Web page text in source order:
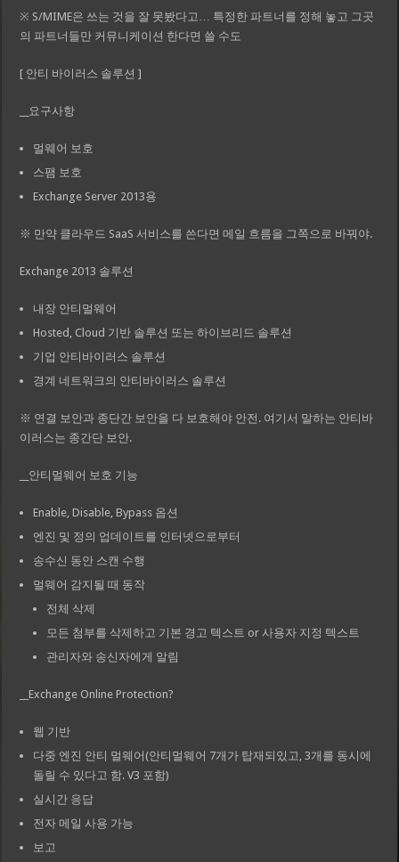
※ S/MIME은 쓰는 것을 잘 못봤다고… 특정한 파트너를 정해 놓고 그곳
의 파트너들만 커뮤니케이션 한다면 쓸 수도
[ 안티 바이러스 솔루션 ]
__요구사항
멀웨어 보호
스팸 보호
Exchange Server 2013용
※ 만약 클라우드 SaaS 서비스를 쓴다면 메일 흐름을 그쪽으로 바꿔야.
Exchange 2013 솔루션
내장 안티멀웨어
Hosted, Cloud 기반 솔루션 또는 하이브리드 솔루션
기업 안티바이러스 솔루션
경계 네트워크의 안티바이러스 솔루션
※ 연결 보안과 종단간 보안을 다 보호해야 안전. 여기서 말하는 안티바
이러스는 종간단 보안.
__안티멀웨어 보호 기능
Enable, Disable, Bypass 옵션
엔진 및 정의 업데이트를 인터넷으로부터
송수신 동안 스캔 수행
멀웨어 감지될 때 동작
전체 삭제
모든 첨부를 삭제하고 기본 경고 텍스트 or 사용자 지정 텍스트
관리자와 송신자에게 알림
__Exchange Online Protection?
웹 기반
다중 엔진 안티 멀웨어(안티멀웨어 7개가 탑재되있고, 3개를 동시에
돌릴 수 있다고 함. V3 포함)
실시간 응답
전자 메일 사용 가능
보고